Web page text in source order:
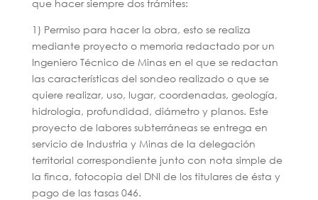
que hacer siempre dos trámites:
1) Permiso para hacer la obra, esto se realiza
mediante proyecto o memoria redactado por un
Ingeniero Técnico de Minas en el que se redactan
las características del sondeo realizado o que se
quiere realizar, uso, lugar, coordenadas, geología,
hidrologia, profundidad, diámetro y planos. Este
proyecto de labores subterráneas se entrega en
servicio de Industria y Minas de la delegación
territorial correspondiente junto con nota simple de
la finca, fotocopia del DNI de los titulares de ésta y
pago de las tasas 046.